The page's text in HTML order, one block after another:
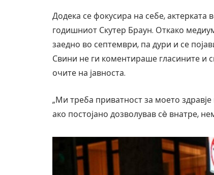
Додека се фокусира на себе,
годишниот Скутер Браун. Откако
заедно во септември, па дури и се
Свини не ги коментираше гласините и
очите на јавноста.
„Ми треба приватност за моето
ако постојано дозволував сè внатре,